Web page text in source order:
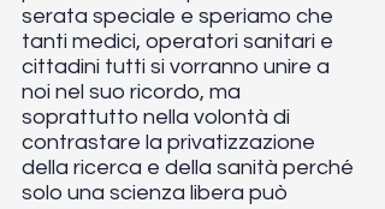
serata speciale e speriamo che
tanti medici, operatori sanitari e
cittadini tutti si vorranno unire a
noi nel suo ricordo, ma
soprattutto nella volontà di
contrastare la privatizzazione
della ricerca e della sanità perché
solo una scienza libera può